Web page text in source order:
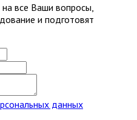
все Ваши вопросы,
и подготовят
данных